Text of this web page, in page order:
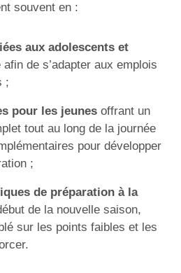
souvent en :
aux adolescents et
de s’adapter aux emplois
;
pour les jeunes offrant un
tout au long de la journée
pour développer
;
de préparation à la
de la nouvelle saison,
sur les points faibles et les